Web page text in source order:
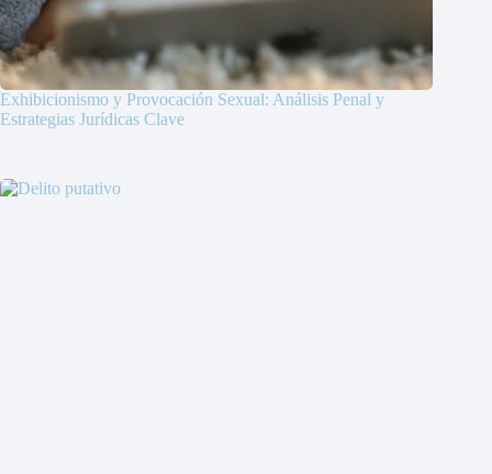
Exhibicionismo y Provocación Sexual: Análisis Penal y
Estrategias Jurídicas Clave